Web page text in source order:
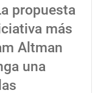
propuesta
más
Altman
una